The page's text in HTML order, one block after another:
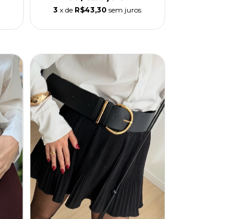
3 x de R$43,30 sem juros